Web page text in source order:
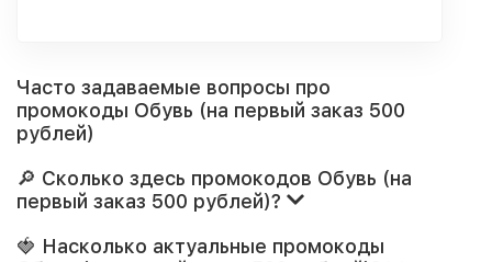
Часто задаваемые вопросы про
промокоды Обувь (на первый заказ 500
рублей)
🔎 Сколько здесь промокодов Обувь (на
первый заказ 500 рублей)?
🍓 Насколько актуальные промокоды